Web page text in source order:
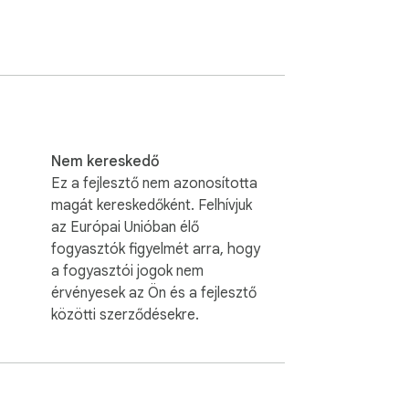
vehicles closely boosts your score, while
Nem kereskedő
Ez a fejlesztő nem azonosította
magát kereskedőként. Felhívjuk
az Európai Unióban élő
fogyasztók figyelmét arra, hogy
a fogyasztói jogok nem
érvényesek az Ön és a fejlesztő
közötti szerződésekre.